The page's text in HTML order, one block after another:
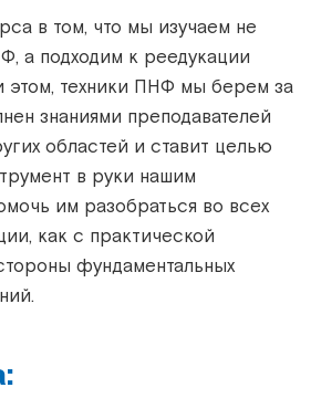
в том, что мы изучаем не
а подходим к реедукации
техники ПНФ мы берем за
знаниями преподавателей
областей и ставит целью
в руки нашим
им разобраться во всех
как с практической
фундаментальных